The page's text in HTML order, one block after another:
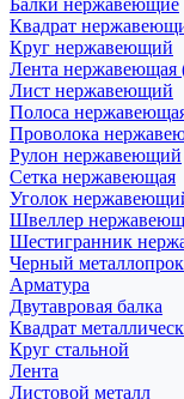
Балки нержавеющие
Квадрат
Круг нержавеющий
Лента нержавеющая
Лист нержавеющий
Полоса
Проволока
Рулон нержавеющий
Сетка нержавеющая
Уголок
Швеллер
Шестигранник
Черный
Арматура
Двутавровая балка
Квадрат
Круг стальной
Лента
Листовой металл